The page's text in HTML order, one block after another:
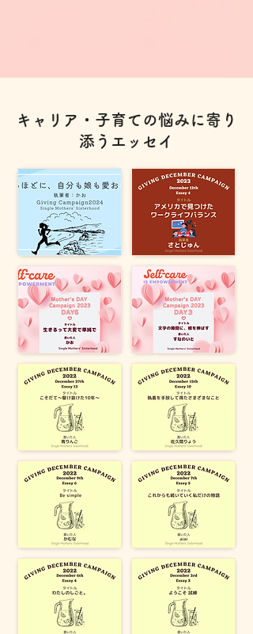
キャリア・子育ての悩みに寄り
添うエッセイ